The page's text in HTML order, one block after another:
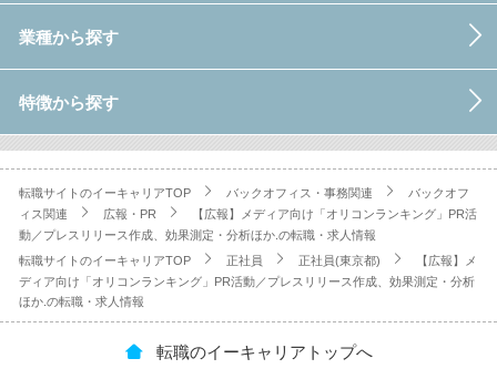
業種から探す
特徴から探す
転職サイトのイーキャリアTOP バックオフィス・事務関連
バックオフ
ィス関連
広報・PR
【広報】メディア向け「オリコンランキング」PR活
動／プレスリリース作成、効果測定・分析ほか.の転職・求人情報
転職サイトのイーキャリアTOP
正社員 正社員(東京都)
【広報】メ
ディア向け「オリコンランキング」PR活動／プレスリリース作成、効果測定・分析
ほか.の転職・求人情報
転職のイーキャリアトップへ